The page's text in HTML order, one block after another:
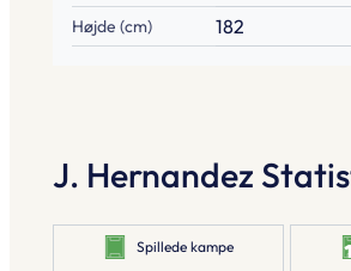
Højde (cm) 182
J. Hernandez
Spillede kampe